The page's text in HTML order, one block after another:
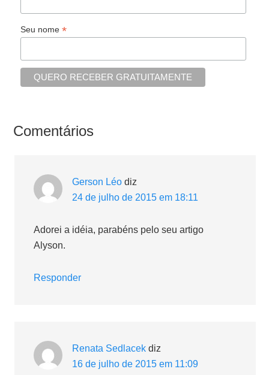
Seu nome*
Comentários
Gerson Léo diz
24 de julho de 2015 em 18:11
Adorei a idéia, parabéns pelo seu artigo
Alyson.
Responder
Renata Sedlacek diz
16 de julho de 2015 em 11:09